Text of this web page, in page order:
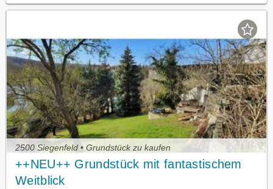
2500 Siegenfeld • Grundstück zu kaufen
++NEU++ Grundstück mit fantastischem
Weitblick